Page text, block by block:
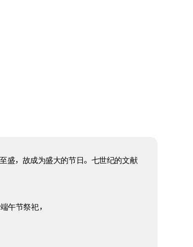
盛，故成为盛大的节日。七世纪的文献
午节祭祀，